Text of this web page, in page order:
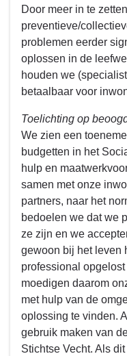
Door meer in te
preventieve/
problemen eerder
oplossen in de
houden we
betaalbaar voor
Toelichting op
We zien een
budgetten in het
hulp en
samen met onze
partners, naar het
bedoelen we dat we
ze zijn en we
gewoon bij het leven
professional
moedigen daarom
met hulp van de
oplossing te vinden.
gebruik maken van
Stichtse Vecht. Als